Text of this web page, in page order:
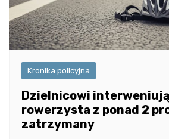
Kronika policyjna
Dzielnicowi
rowerzysta z ponad 2
zatrzymany